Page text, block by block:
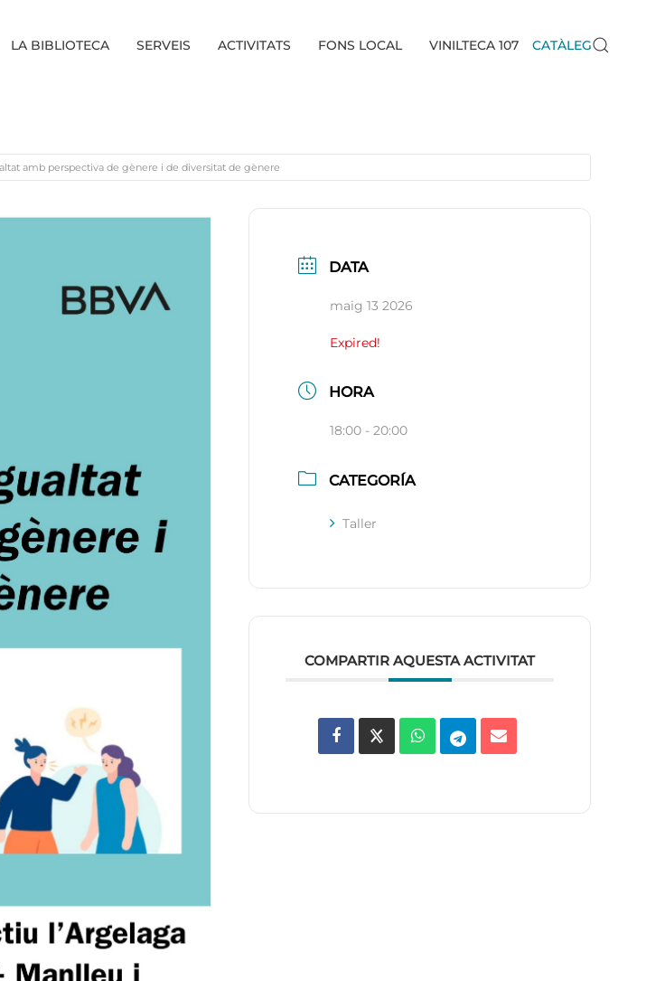
LA BIBLIOTECA SERVEIS ACTIVITATS FONS LOCAL VINILTECA 107 CATÀLEG
amb perspectiva de gènere i de diversitat de gènere
DATA
maig 13 2026
Expired!
HORA
18:00 - 20:00
CATEGORÍA
Taller
COMPARTIR AQUESTA ACTIVITAT